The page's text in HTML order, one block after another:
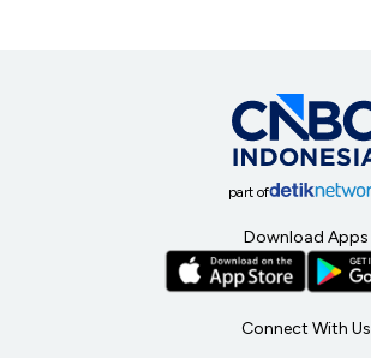
part of
Download Apps
Connect With Us